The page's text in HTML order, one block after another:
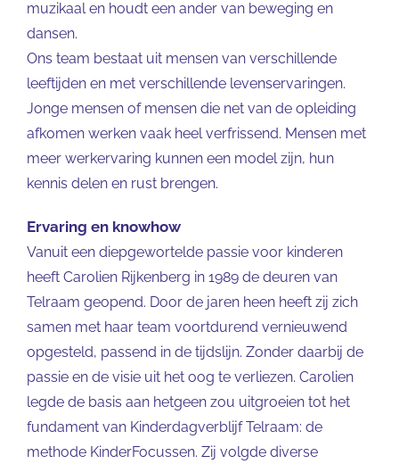
muzikaal en houdt een ander van beweging en
dansen.
Ons team bestaat uit mensen van verschillende
leeftijden en met verschillende levenservaringen.
Jonge mensen of mensen die net van de opleiding
afkomen werken vaak heel verfrissend. Mensen met
meer werkervaring kunnen een model zijn, hun
kennis delen en rust brengen.
Ervaring en knowhow
Vanuit een diepgewortelde passie voor kinderen
heeft Carolien Rijkenberg in 1989 de deuren van
Telraam geopend. Door de jaren heen heeft zij zich
samen met haar team voortdurend vernieuwend
opgesteld, passend in de tijdslijn. Zonder daarbij de
passie en de visie uit het oog te verliezen. Carolien
legde de basis aan hetgeen zou uitgroeien tot het
fundament van Kinderdagverblijf Telraam: de
methode KinderFocussen. Zij volgde diverse